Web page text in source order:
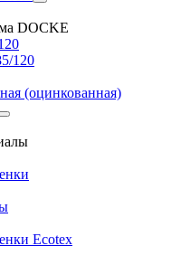
DOCKE
120
(оцинкованная)
Ecotex